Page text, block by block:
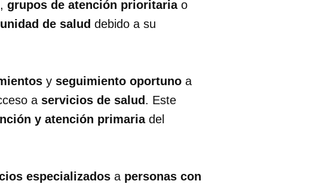
, grupos de atención prioritariao
unidad de salud debido a su
y seguimiento oportuno a
a servicios de salud. Este
y atención primariadel
especializados a personas con